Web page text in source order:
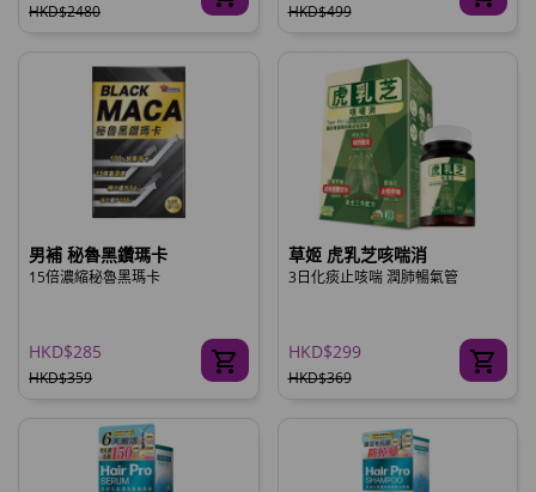
HKD$2480 HKD$499
男補 秘魯黑鑽瑪卡
15倍濃縮秘魯黑瑪卡
HKD$285
HKD$359
草姬 虎乳芝咳喘消
3日化痰止咳喘 潤肺暢氣管
HKD$299
HKD$369